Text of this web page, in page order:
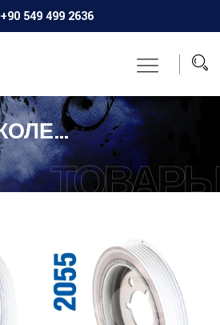
+90 549 499 2636
2055 ШКИВ КОЛЕНЧАТОГО ВАЛА